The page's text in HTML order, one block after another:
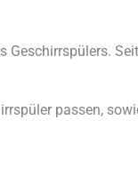
Geschirrspülers.
passen,